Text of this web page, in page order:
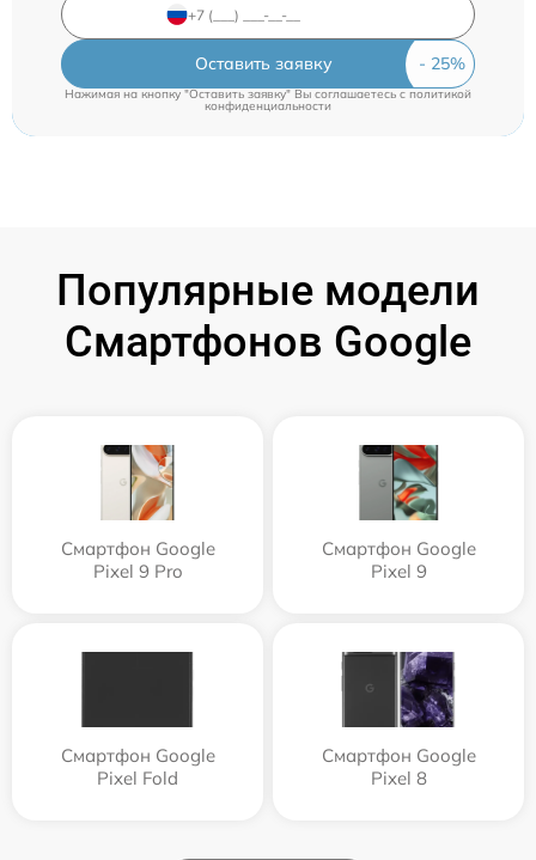
Оставить заявку
Нажимая на кнопку "Оставить заявку" Вы соглашаетесь c политикой
конфиденциальности
Популярные модели
Смартфонов Google
Смартфон Google
Pixel 9 Pro
Смартфон Google
Pixel 9
Смартфон Google
Pixel Fold
Смартфон Google
Pixel 8